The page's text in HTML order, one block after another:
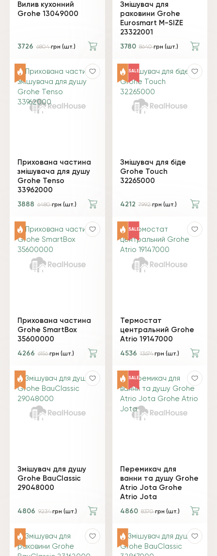
Вилив кухонний
Grohe 13049000
3726 6804грн (шт.)
Змішувач для
раковини Grohe
Eurosmart M-SIZE
23322001
3780 8640грн (шт.)
Прихована частина
змішувача для душу
Grohe Tenso
33962000
3888 6480грн (шт.)
SALE
Змішувач для біде
Grohe Touch
32265000
4212 7992грн (шт.)
Прихована частина
Grohe SmartBox
35600000
4266 6156грн (шт.)
SALE
Термостат
центральний Grohe
Atrio 19147000
4536 13674грн (шт.)
Змішувач для душу
Grohe BauClassic
29048000
4806 9234грн (шт.)
SALE
Перемикач для
ванни та душу Grohe
Atrio Jota Grohe
Atrio Jota
4860 8370грн (шт.)